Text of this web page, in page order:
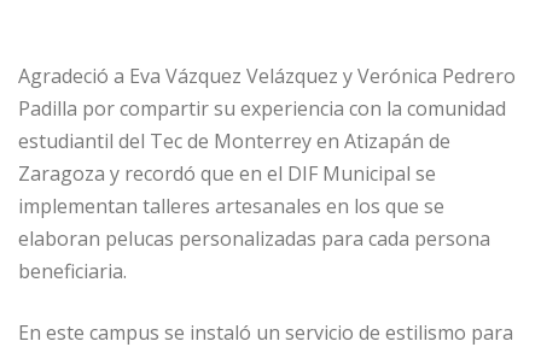
Agradeció a Eva Vázquez Velázquez y Verónica Pedrero
Padilla por compartir su experiencia con la comunidad
estudiantil del Tec de Monterrey en Atizapán de
Zaragoza y recordó que en el DIF Municipal se
implementan talleres artesanales en los que se
elaboran pelucas personalizadas para cada persona
beneficiaria.
En este campus se instaló un servicio de estilismo para